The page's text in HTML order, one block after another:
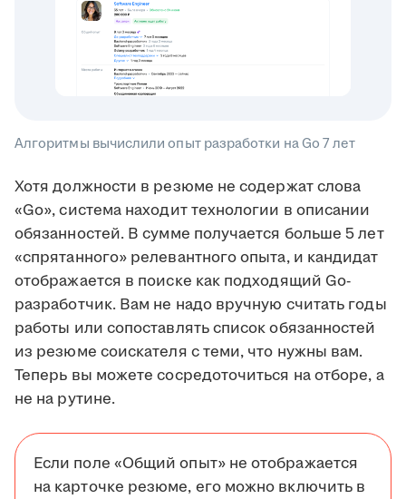
Алгоритмы вычислили опыт разработки на Go 7 лет
Хотя должности в резюме не содержат слова
«Go», система находит технологии в описании
обязанностей. В сумме получается больше 5 лет
«спрятанного» релевантного опыта, и кандидат
отображается в поиске как подходящий Go-
разработчик. Вам не надо вручную считать годы
работы или сопоставлять список обязанностей
из резюме соискателя с теми, что нужны вам.
Теперь вы можете сосредоточиться на отборе, а
не на рутине.
Если поле «Общий опыт» не отображается
на карточке резюме, его можно включить в